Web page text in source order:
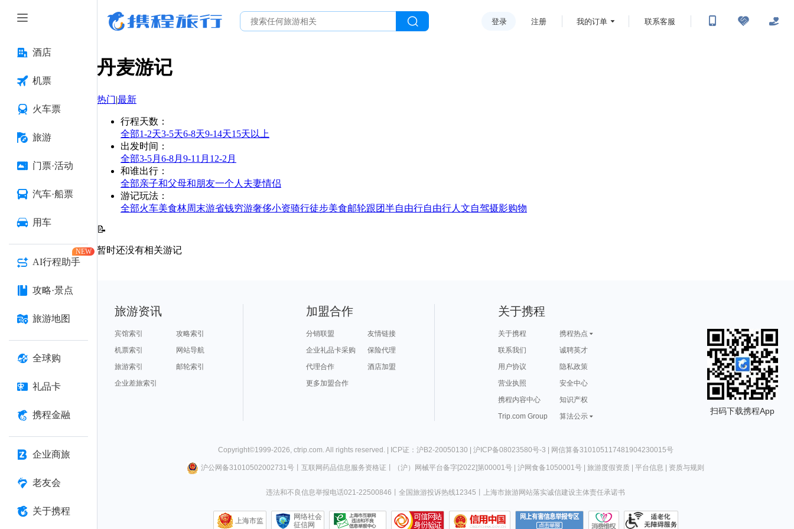
酒店
机票
火车票
旅游
门票·活动
汽车·船票
用车
AI行程助手
NEW
攻略·景点
旅游地图
全球购
礼品卡
携程金融
企业商旅
老友会
关于携程
登录 注册 我的订单 联系客服
丹麦游记
热门|最新
行程天数 ：
全部1-2天3-5天6-8天9-14天15天以上
出发时间 ：
全部3-5月 6-8月 9-11月 12-2月
和谁出行 ：
全部亲子和父母和朋友一个人 夫妻情侣
游记玩法 ：
全部火车美食林周末游省钱穷游奢侈小资骑行徒步美食邮轮跟团半自由行自由行人文自驾摄影购物
📝
暂时还没有相关游记
旅游资讯
宾馆索引
攻略索引
机票索引
网站导航
旅游索引
邮轮索引
企业差旅索引
加盟合作
分销联盟
友情链接
企业礼品卡采购
保险代理
代理合作
酒店加盟
更多加盟合作
关于携程
关于携程
携程热点
联系我们
诚聘英才
用户协议
隐私政策
营业执照
安全中心
携程内容中心
知识产权
Trip.com Group
算法公示
扫码下载携程App
Copyright©1999-2026, ctrip.com. All rights reserved. | ICP证：沪B2-20050130 | 沪ICP备08023580号-3 | 网信算备310105117481904230015号
沪公网备31010502002731号丨 互联网药品信息服务资格证 （沪）网械平台备字[2022]第00001号| 沪网食备1050001号| 旅游度假资质| 平台信息 资质与规则
违法和不良信息举报电话021-22500846 全国旅游投诉热线12345 上海市旅游网站落实诚信建设主体责任承诺书
上海市监
网络社会
征信网